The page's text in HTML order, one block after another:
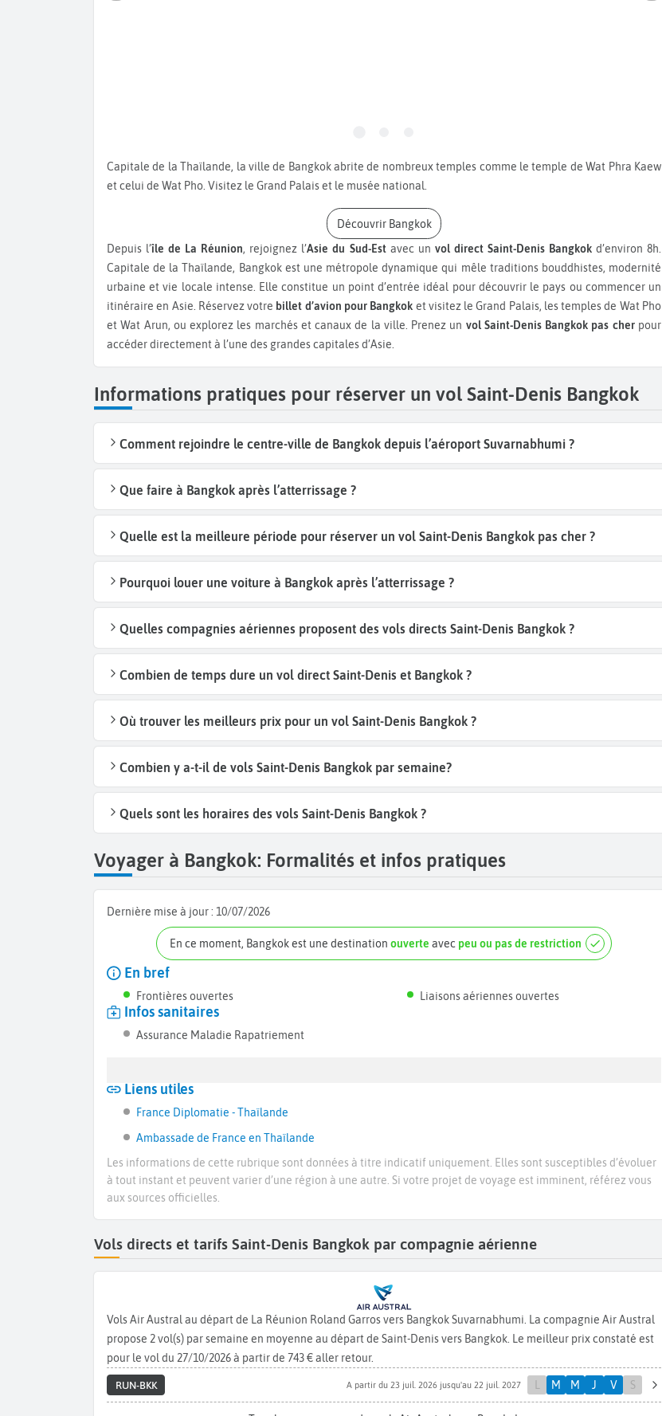
Capitale de la Thaïlande, la ville de Bangkok abrite de nombreux temples comme le temple de Wat Phra Kaew
et celui de Wat Pho. Visitez le Grand Palais et le musée national.
Découvrir Bangkok
Depuis l’île de La Réunion, rejoignez l’Asie du Sud-Estavec un vol direct Saint-Denis Bangkokd’environ 8h.
Capitale de la Thaïlande, Bangkok est une métropole dynamique qui mêle traditions bouddhistes, modernité
urbaine et vie locale intense. Elle constitue un point d’entrée idéal pour découvrir le pays ou commencer un
itinéraire en Asie. Réservez votre billet d’avion pour Bangkok et visitez le Grand Palais, les temples de Wat Pho
et Wat Arun, ou explorez les marchés et canaux de la ville. Prenez un vol Saint-Denis Bangkok pas cher pour
accéder directement à l’une des grandes capitales d’Asie.
Informations pratiques pour réserver un vol Saint-Denis Bangkok
Comment rejoindre le centre-ville de Bangkok depuis l’aéroport Suvarnabhumi ?
Que faire à Bangkok après l’atterrissage ?
Quelle est la meilleure période pour réserver un vol Saint-Denis Bangkok pas cher ?
Pourquoi louer une voiture à Bangkok après l’atterrissage ?
Quelles compagnies aériennes proposent des vols directs Saint-Denis Bangkok ?
Combien de temps dure un vol direct Saint-Denis et Bangkok ?
Où trouver les meilleurs prix pour un vol Saint-Denis Bangkok ?
Combien y a-t-il de vols Saint-Denis Bangkok par semaine?
Quels sont les horaires des vols Saint-Denis Bangkok ?
Voyager à Bangkok: Formalités et infos pratiques
Dernière mise à jour : 10/07/2026
En ce moment, Bangkok est une destinationouverte avec peu ou pas de restriction
En bref
Frontières ouvertes Liaisons aériennes ouvertes
Infos sanitaires
Assurance Maladie Rapatriement
Liens utiles
France Diplomatie - Thaïlande
Ambassade de France en Thaïlande
Les informations de cette rubrique sont données à titre indicatif uniquement. Elles sont susceptibles d’évoluer
à tout instant et peuvent varier d’une région à une autre. Si votre projet de voyage est imminent, référez vous
aux sources officielles.
Vols directs et tarifs Saint-Denis Bangkok par compagnie aérienne
Vols Air Austral au départ de La Réunion Roland Garros vers Bangkok Suvarnabhumi. La compagnie Air Austral
propose 2 vol(s) par semaine en moyenne au départ de Saint-Denis vers Bangkok. Le meilleur prix constaté est
pour le vol du 27/10/2026 à partir de 743 € aller retour.
RUN-BKK A partir du 23 juil. 2026 jusqu'au 22 juil. 2027 M M J V S